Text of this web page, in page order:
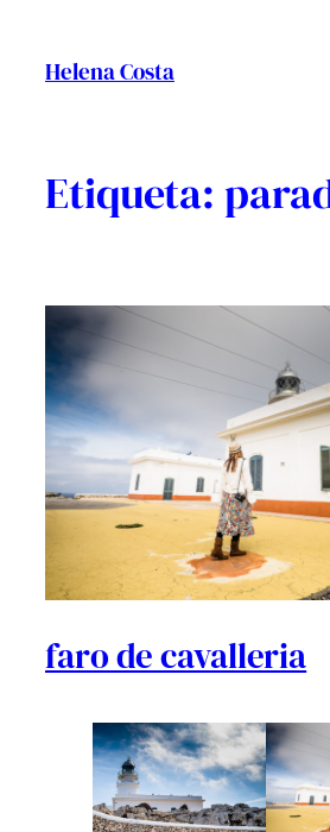
contingut
Helena Costa
Etiqueta:
faro de cavalleria